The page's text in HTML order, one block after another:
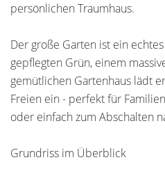
persönlichen Traumhaus.
Der große Garten ist ein
gepflegten Grün, einem
gemütlichen Gartenhaus lädt
Freien ein - perfekt für
oder einfach zum Abschalten
Grundriss im Überblick